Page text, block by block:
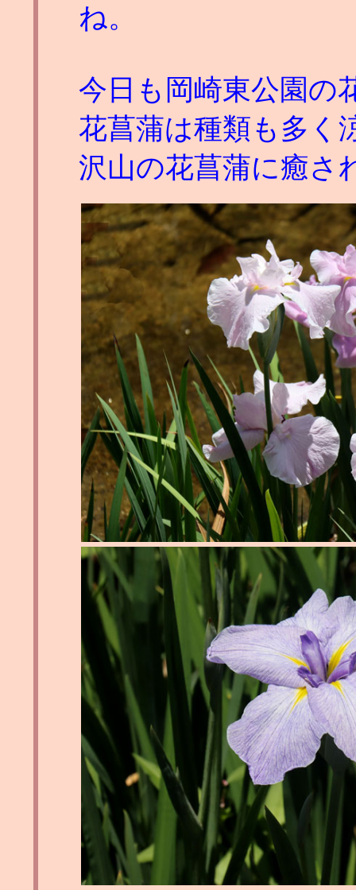
ね。
今日も岡崎東公園の
花菖蒲は種類も多く
沢山の花菖蒲に癒さ